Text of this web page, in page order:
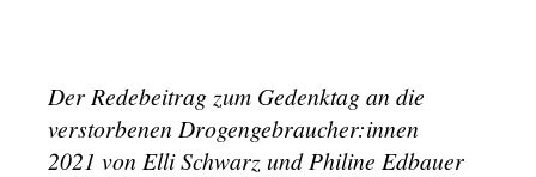
Der Redebeitrag zum Gedenktag an die
verstorbenen Drogengebraucher:innen
2021 von Elli Schwarz und Philine Edbauer